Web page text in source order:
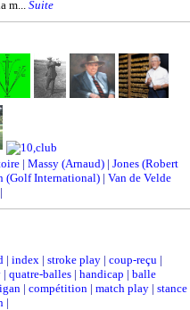
m... Suite
| Massy (Arnaud) | Jones (Robert
(Golf International) | Van de Velde
|
| index | stroke play | coup-reçu |
| quatre-balles | handicap | balle
| compétition | match play | stance
|